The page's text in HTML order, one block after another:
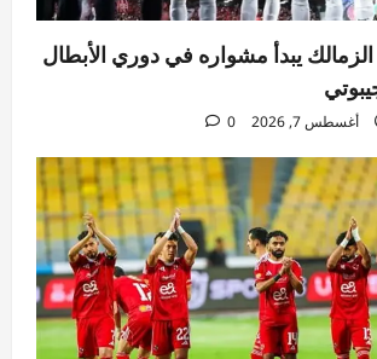
يبدأ مشواره في دوري الأبطال
أغسطس 7, 2026 0